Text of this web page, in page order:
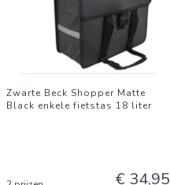
Zwarte Beck Shopper Matte
Black enkele fietstas 18 liter
€ 34,95